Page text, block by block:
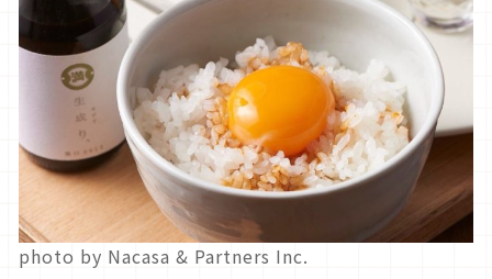
photo by Nacasa & Partners Inc.